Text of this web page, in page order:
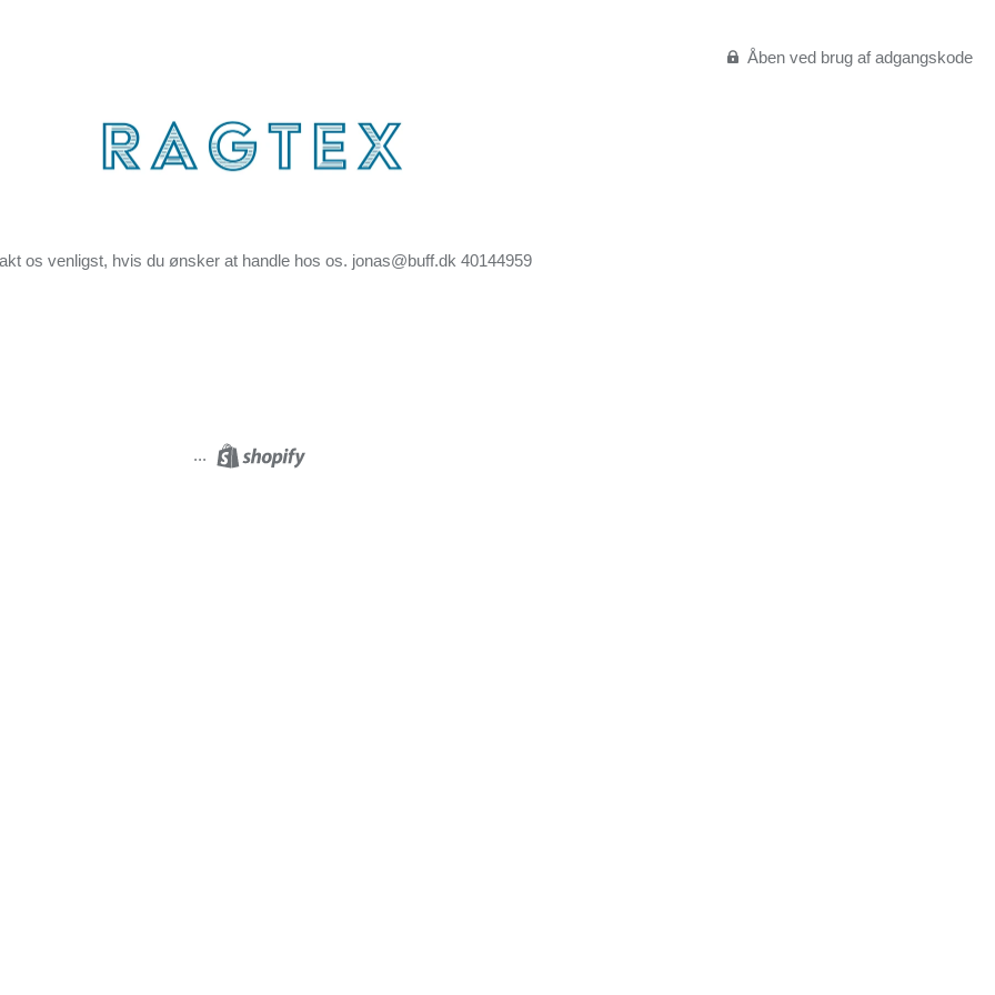
Åben ved brug af adgangskode
os venligst, hvis du ønsker at handle hos os. jonas@buff.dk 40144959
...